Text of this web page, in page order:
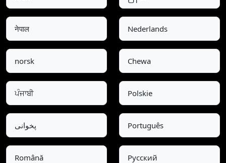
नेपाल Nederlands
norsk Chewa
ਪੰਜਾਬੀ Polskie
پخوانی Português
Română Pусский